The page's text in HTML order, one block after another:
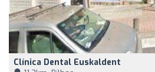
Clínica Dental Euskaldent